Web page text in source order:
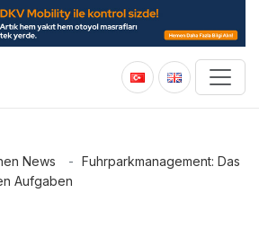
News - Fuhrparkmanagement: Das
Aufgaben